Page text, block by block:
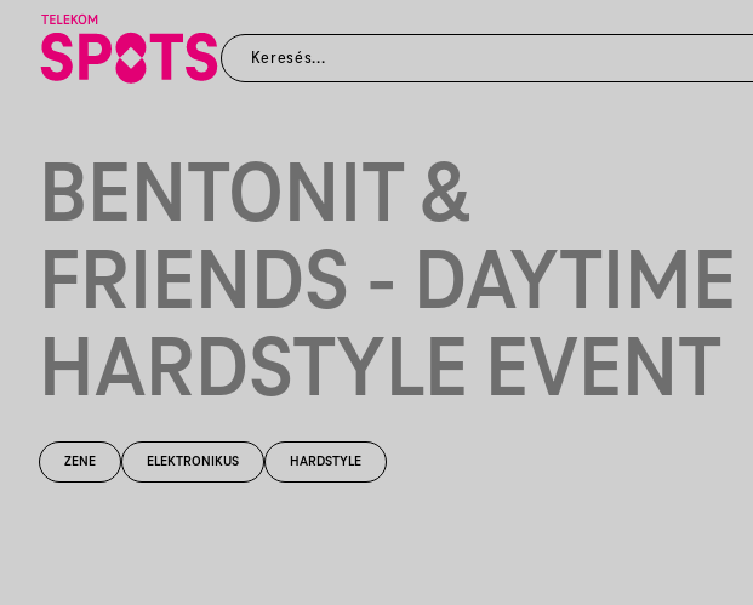
BENTONIT &
FRIENDS - DAYTIME
HARDSTYLE EVENT
ZENE ELEKTRONIKUS HARDSTYLE